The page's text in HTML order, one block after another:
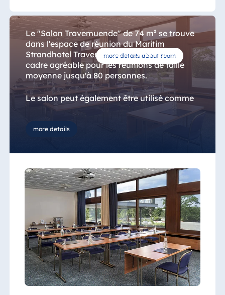
more details about room
adresse.
Le "Salon Travemuende" de 74 m² se trouve
dans l'espace de réunion du Maritim
Strandhotel Travemünde et constitue un
cadre agréable pour les réunions de taille
moyenne jusqu'à 80 personnes.
Le salon peut également être utilisé comme
salle de réunion et salle de groupe.
Un vidéoprojecteur fixe et un écran sont
personnes à mobilité réduite.
more details